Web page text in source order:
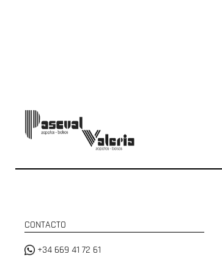
CONTACTO
+34 669 41 72 61